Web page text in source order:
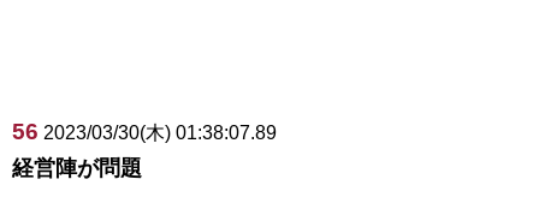
56 2023/03/30(木) 01:38:07.89
経営陣が問題